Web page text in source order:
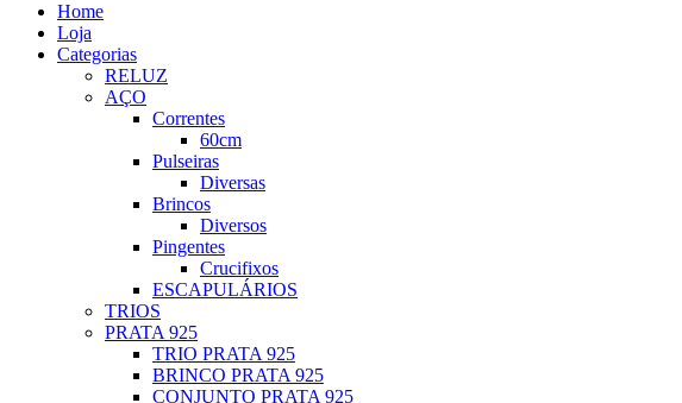
Home
Loja
Categorias
RELUZ
AÇO
Correntes
60cm
Pulseiras
Diversas
Brincos
Diversos
Pingentes
Crucifixos
ESCAPULÁRIOS
TRIOS
PRATA 925
TRIO PRATA 925
BRINCO PRATA 925
CONJUNTO PRATA 925